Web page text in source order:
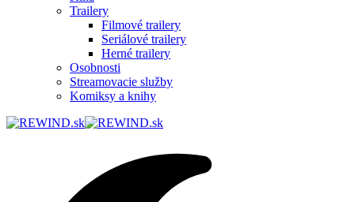
Trailery
Filmové trailery
Seriálové trailery
Herné trailery
Osobnosti
Streamovacie služby
Komiksy a knihy